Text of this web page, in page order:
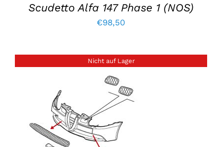
Scudetto Alfa 147 Phase 1 (NOS)
€98,50
Nicht auf Lager
EINZELHEITEN